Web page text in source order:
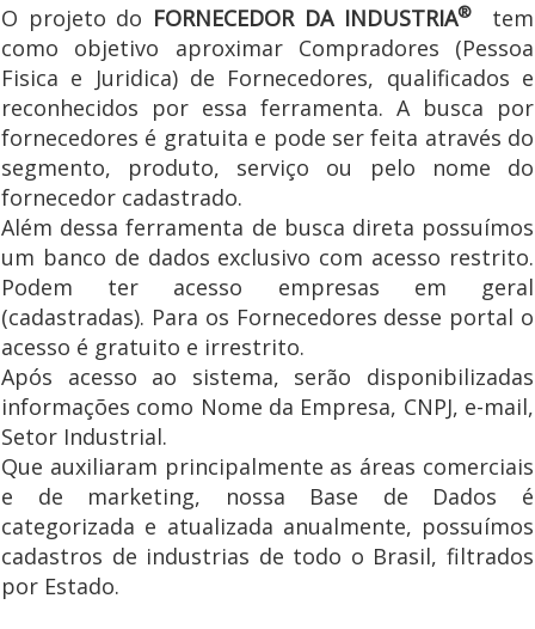
O projeto do FORNECEDOR DA INDUSTRIA®tem
como objetivo aproximar Compradores (Pessoa
Fisica e Juridica) de Fornecedores, qualificados e
reconhecidos por essa ferramenta. A busca por
fornecedores é gratuita e pode ser feita através do
segmento, produto, serviço ou pelo nome do
fornecedor cadastrado.
Além dessa ferramenta de busca direta possuímos
um banco de dados exclusivo com acesso restrito.
Podem ter acesso empresas em geral
(cadastradas). Para os Fornecedores desse portal o
acesso é gratuito e irrestrito.
Após acesso ao sistema, serão disponibilizadas
informações como Nome da Empresa, CNPJ, e-mail,
Setor Industrial.
Que auxiliaram principalmente as áreas comerciais
e de marketing, nossa Base de Dados é
categorizada e atualizada anualmente, possuímos
cadastros de industrias de todo o Brasil, filtrados
por Estado.